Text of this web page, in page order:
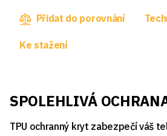
Přidat do porovnání
Ke stažení
SPOLEHLIVÁ
TPU ochranný kryt zabezpečí váš